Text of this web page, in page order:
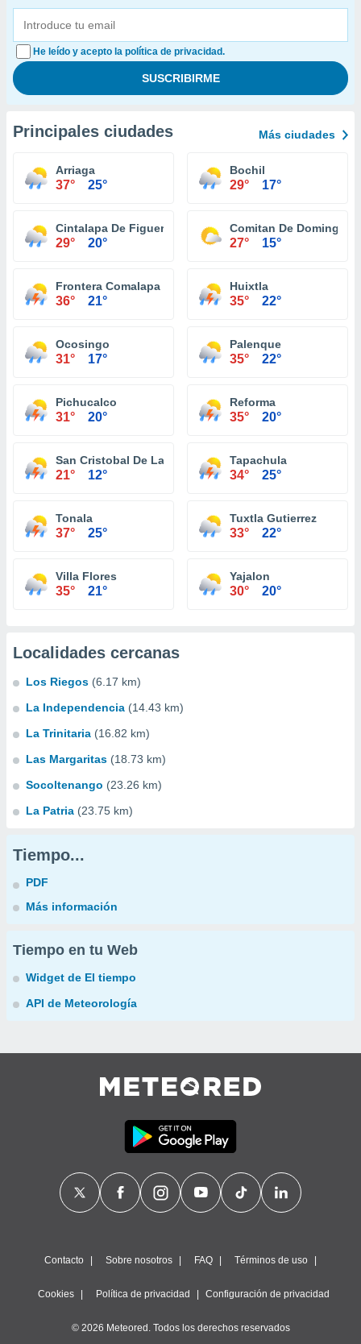
He leído y acepto la política de privacidad.
Principales ciudades Más ciudades
Arriaga
37° 25°
Bochil
29° 17°
Cintalapa De Figueroa
29° 20°
Comitan De Dominguez
27° 15°
Frontera Comalapa
36° 21°
Huixtla
35° 22°
Ocosingo
31° 17°
Palenque
35° 22°
Pichucalco
31° 20°
Reforma
35° 20°
San Cristobal De Las Casas
21° 12°
Tapachula
34° 25°
Tonala
37° 25°
Tuxtla Gutierrez
33° 22°
Villa Flores
35° 21°
Yajalon
30° 20°
Localidades cercanas
Los Riegos (6.17 km)
La Independencia (14.43 km)
La Trinitaria (16.82 km)
Las Margaritas (18.73 km)
Socoltenango (23.26 km)
La Patria (23.75 km)
Tiempo...
PDF
Más información
Tiempo en tu Web
Widget de El tiempo
API de Meteorología
Contacto Sobre nosotros FAQ Términos de uso
Cookies Política de privacidad Configuración de privacidad
© 2026 Meteored. Todos los derechos reservados